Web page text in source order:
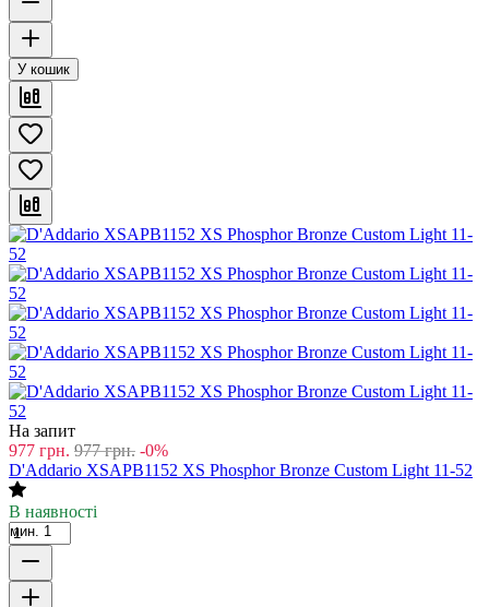
У кошик
На запит
977 грн. 977 грн. -0%
D'Addario XSAPB1152 XS Phosphor Bronze Custom Light 11-52
В наявності
мин. 1